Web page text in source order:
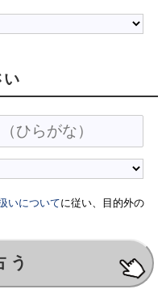
い
いについてに従い、目的外の